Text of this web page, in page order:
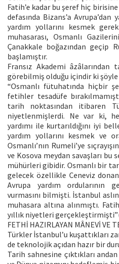
Fatih’e kadar bu şeref hiç
defasında Bizans’a
yardım yollarını kesmek
muhasarası, Osmanlı
Çanakkale boğazından geçip
başlamıştır.
Fransız Akademi âzâlarından
görebilmiş olduğu içindir ki şöyle
“Osmanlı fütuhatında hiçbir
fetihler tesadüfe
tarih noktasından itibaren
niyetlenmişlerdi. Ne var ki,
yardımı ile kurtarıldığını iyi
yardım yollarını kesmek ve
Osmanlı’nın Rumeli’ye
ve Kosova meydan savaşları bu
mühürleri gibidir. Osmanlı bir
gelecek özellikle Ceneviz
Avrupa yardım ordularının
vurmasını bilmişti. İstanbul
muhasara altına alınmıştı.
yıllık niyetleri
FETHİ HAZIRLAYAN MÂNEVİ VE
Türkler İstanbul’u kuşattıkları
de teknolojik açıdan hazır bir
Tarih sahnesine çıktıkları